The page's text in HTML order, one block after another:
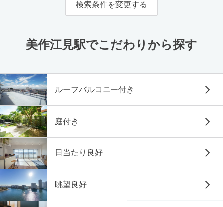
検索条件を変更する
美作江見駅でこだわりから探す
ルーフバルコニー付き
庭付き
日当たり良好
眺望良好